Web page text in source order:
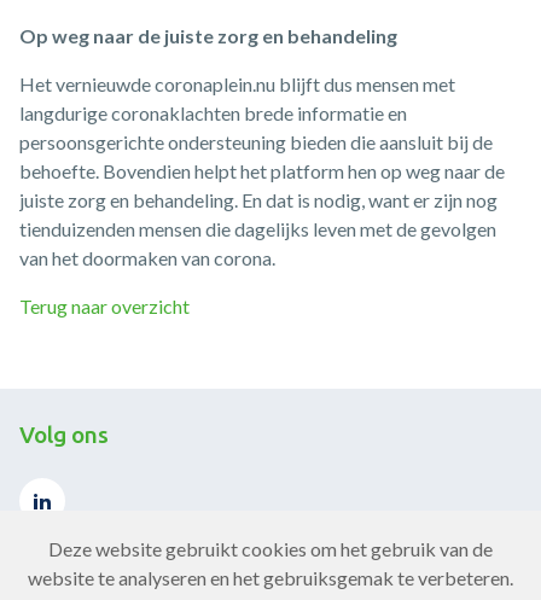
Op weg naar de juiste zorg en behandeling
Het vernieuwde coronaplein.nu blijft dus mensen met
langdurige coronaklachten brede informatie en
persoonsgerichte ondersteuning bieden die aansluit bij de
behoefte. Bovendien helpt het platform hen op weg naar de
juiste zorg en behandeling. En dat is nodig, want er zijn nog
tienduizenden mensen die dagelijks leven met de gevolgen
van het doormaken van corona.
Terug naar overzicht
Volg ons
Deze website gebruikt cookies om het gebruik van de
website te analyseren en het gebruiksgemak te verbeteren.